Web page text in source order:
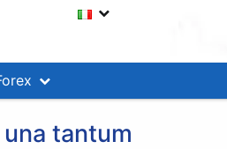
tantum